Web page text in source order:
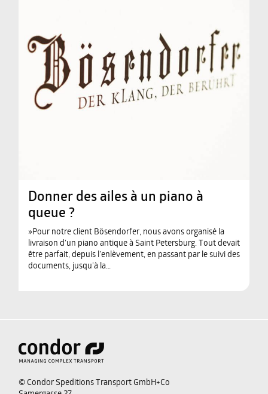
Donner des ailes à un piano à
queue ?
»Pour notre client Bösendorfer, nous avons organisé la
livraison d’un piano antique à Saint Petersburg. Tout devait
être parfait, depuis l’enlèvement, en passant par le suivi des
documents, jusqu’à la…
© Condor Speditions Transport GmbH+Co